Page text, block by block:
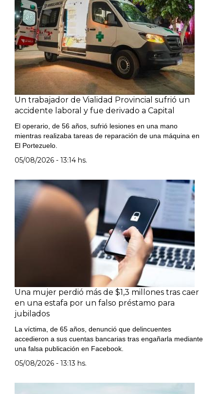
Un trabajador de Vialidad Provincial sufrió un
accidente laboral y fue derivado a Capital
El operario, de 56 años, sufrió lesiones en una mano
mientras realizaba tareas de reparación de una máquina en
El Portezuelo.
05/08/2026 - 13:14 hs.
Una mujer perdió más de $1,3 millones tras caer
en una estafa por un falso préstamo para
jubilados
La víctima, de 65 años, denunció que delincuentes
accedieron a sus cuentas bancarias tras engañarla mediante
una falsa publicación en Facebook.
05/08/2026 - 13:13 hs.